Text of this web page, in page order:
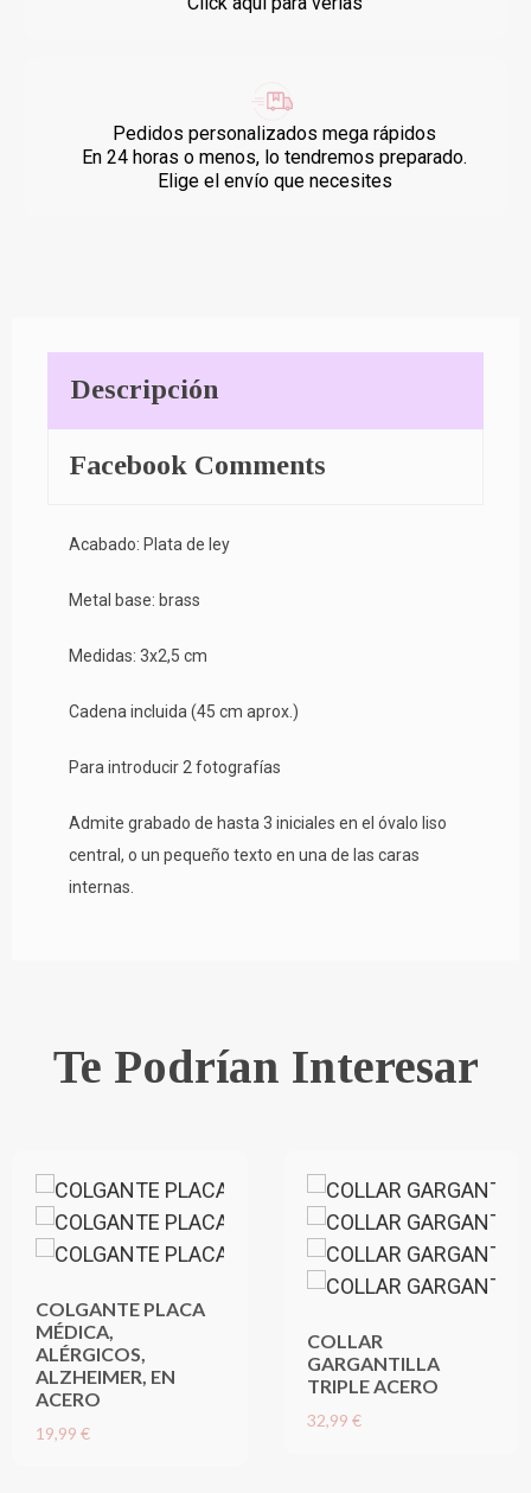
Pedidos personalizados mega rápidos
En 24 horas o menos, lo tendremos preparado.
Elige el envío que necesites
Descripción
Facebook Comments
Acabado: Plata de ley
Metal base: brass
Medidas: 3x2,5 cm
Cadena incluida (45 cm aprox.)
Para introducir 2 fotografías
Admite grabado de hasta 3 iniciales en el óvalo liso
central, o un pequeño texto en una de las caras
internas.
Te Podrían Interesar
COLGANTE PLACA
MÉDICA,
ALÉRGICOS,
ALZHEIMER, EN
ACERO
19,99 €
COLLAR
GARGANTILLA
TRIPLE ACERO
32,99 €